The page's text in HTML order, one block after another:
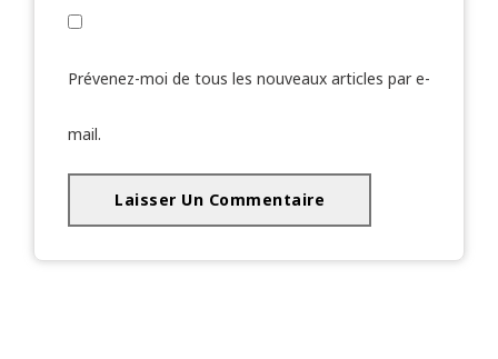
Prévenez-moi de tous les nouveaux articles par e-
mail.